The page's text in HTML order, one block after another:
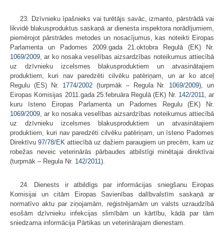
23. Dzīvnieku īpašnieks vai turētājs savāc, izmanto, pārstrādā vai
likvidē blakusproduktus saskaņā ar dienesta inspektora norādījumiem,
piemērojot pārstrādes metodes un nosacījumus, kas noteikti Eiropas
Parlamenta un Padomes 2009.gada 21.oktobra Regulā (EK) Nr.
1069/2009, ar ko nosaka veselības aizsardzības noteikumus attiecībā
uz dzīvnieku izcelsmes blakusproduktiem un atvasinātajiem
produktiem, kuri nav paredzēti cilvēku patēriņam, un ar ko atceļ
Regulu (ES) Nr. 1774/2002 (turpmāk – Regula Nr. 1069/2009), un
Eiropas Komisijas 2011.gada 25.februāra Regulā (EK) Nr. 142/2011, ar
kuru īsteno Eiropas Parlamenta un Padomes Regulu (EK) Nr.
1069/2009, ar ko nosaka veselības aizsardzības noteikumus attiecībā
uz dzīvnieku izcelsmes blakusproduktiem un atvasinātajiem
produktiem, kuri nav paredzēti cilvēku patēriņam, un īsteno Padomes
Direktīvu 97/78/EK attiecībā uz dažiem paraugiem un precēm, kam uz
robežas neveic veterinārās pārbaudes atbilstīgi minētajai direktīvai
(turpmāk – Regula Nr. 142/2011).
24. Dienests ir atbildīgs par informācijas sniegšanu Eiropas
Komisijai un citām Eiropas Savienības dalībvalstīm saskaņā ar
normatīvo aktu par ziņojamām, reģistrējamām un valsts uzraudzībā
esošām dzīvnieku infekcijas slimībām un kārtību, kādā par tām
sniedzama informācija Pārtikas un veterinārajam dienestam.